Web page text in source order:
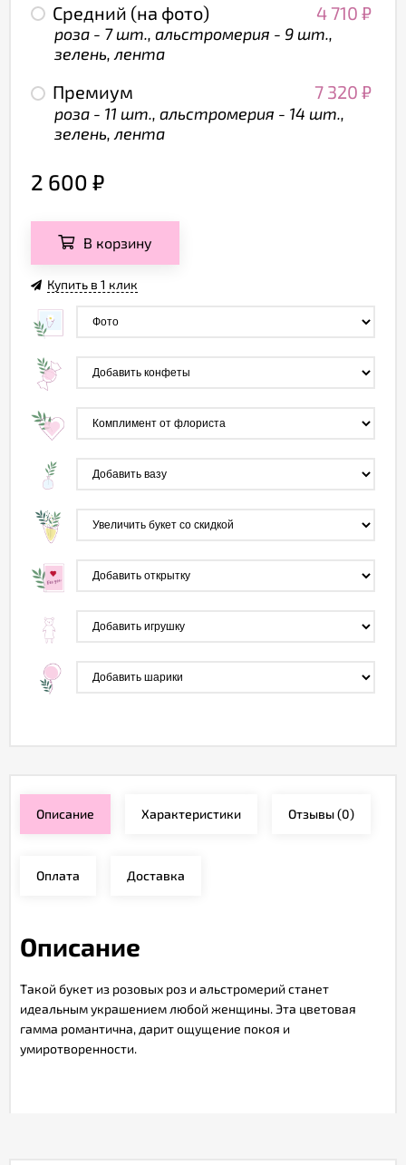
Средний (на фото) 4 710 ₽
роза - 7 шт., альстромерия - 9 шт.,
зелень, лента
Премиум 7 320 ₽
роза - 11 шт., альстромерия - 14 шт.,
зелень, лента
2 600 ₽
В корзину
Купить в 1 клик
Описание Характеристики Отзывы(0)
Оплата Доставка
Описание
Такой букет из розовых роз и альстромерий станет
идеальным украшением любой женщины. Эта цветовая
гамма романтична, дарит ощущение покоя и
умиротворенности.